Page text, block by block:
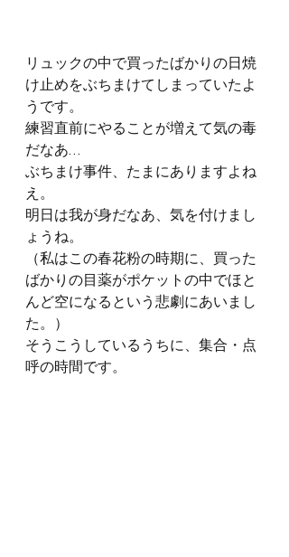
リュックの中で買ったばかりの日焼
け止めをぶちまけてしまっていたよ
うです。
練習直前にやることが増えて気の毒
だなあ…
ぶちまけ事件、たまにありますよね
え。
明日は我が身だなあ、気を付けまし
ょうね。
（私はこの春花粉の時期に、買った
ばかりの目薬がポケットの中でほと
んど空になるという悲劇にあいまし
た。）
そうこうしているうちに、集合・点
呼の時間です。